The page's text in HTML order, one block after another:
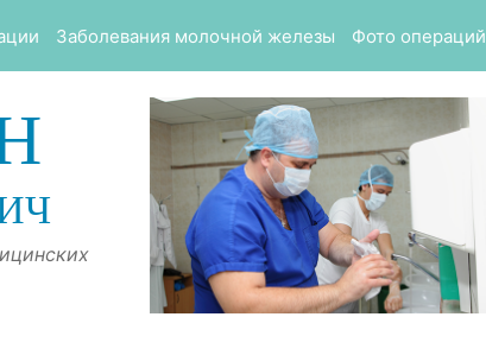
Заболевания молочной железы Фото операций